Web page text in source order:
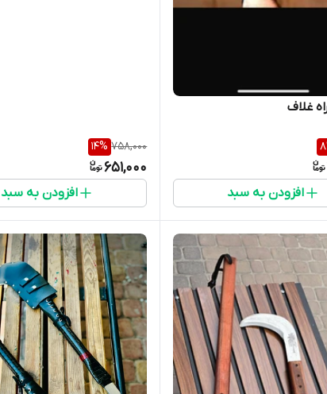
غلاف
8
افزودن به سبد
758,000
14%
651,000
افزودن به سبد